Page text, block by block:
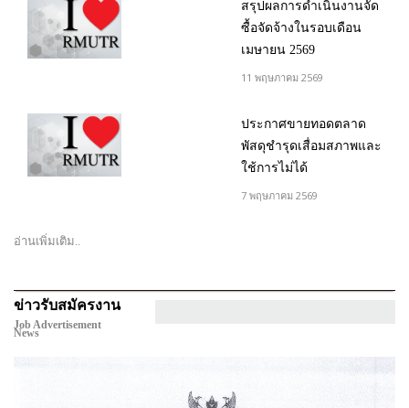
สรุปผลการดำเนินงานจัด
ซื้อจัดจ้างในรอบเดือน
เมษายน 2569
11 พฤษภาคม 2569
ประกาศขายทอดตลาด
พัสดุชำรุดเสื่อมสภาพและ
ใช้การไม่ได้
7 พฤษภาคม 2569
อ่านเพิ่มเติม..
ข่าวรับสมัครงาน
Job Advertisement
News